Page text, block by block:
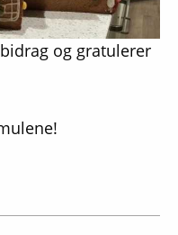
og gratulerer